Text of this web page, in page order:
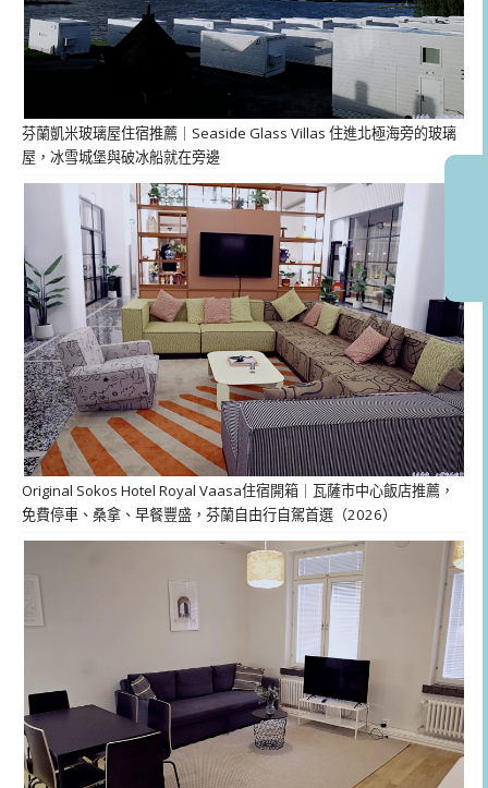
芬蘭凱米玻璃屋住宿推薦｜Seaside Glass Villas 住進北極海旁的玻璃
屋，冰雪城堡與破冰船就在旁邊
Original Sokos Hotel Royal Vaasa住宿開箱｜瓦薩市中心飯店推薦，
免費停車、桑拿、早餐豐盛，芬蘭自由行自駕首選（2026）